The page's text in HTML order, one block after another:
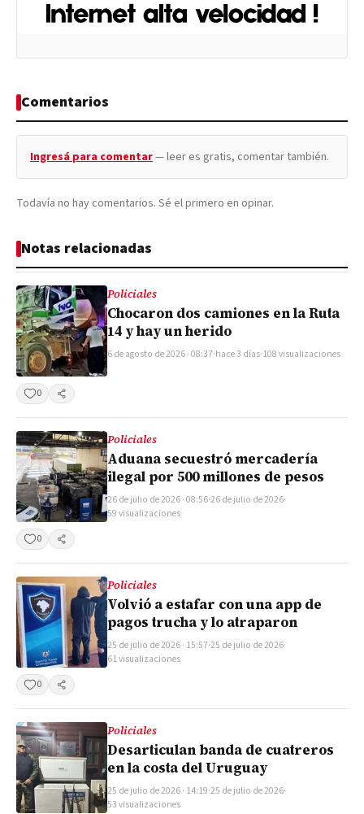
Comentarios
Ingresá para comentar— leer es gratis, comentar también.
Todavía no hay comentarios. Sé el primero en opinar.
Notas relacionadas
Policiales
Chocaron dos camiones en la Ruta
14 y hay un herido
6 de agosto de 2026 · 08:37·hace 3 días·108 visualizaciones
0 Compartir
Policiales
Aduana secuestró mercadería
ilegal por 500 millones de pesos
26 de julio de 2026 · 08:56·26 de julio de 2026·
59 visualizaciones
0
Compartir
Policiales
Volvió a estafar con una app de
pagos trucha y lo atraparon
25 de julio de 2026 · 15:57·25 de julio de 2026·
61 visualizaciones
0
Compartir
Policiales
Desarticulan banda de cuatreros
en la costa del Uruguay
25 de julio de 2026 · 14:19·25 de julio de 2026·
53 visualizaciones